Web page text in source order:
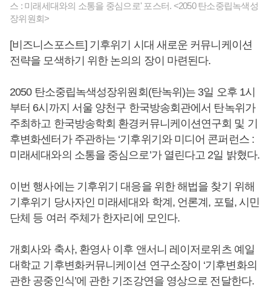
스 : 미래세대와의 소통을 중심으로' 포스터. <2050 탄소중립녹색성
장위원회>
[비즈니스포스트] 기후위기 시대 새로운 커뮤니케이션
전략을 모색하기 위한 논의의 장이 마련된다.
2050 탄소중립녹색성장위원회(탄녹위)는 3일 오후 1시
부터 6시까지 서울 양천구 한국방송회관에서 탄녹위가
주최하고 한국방송학회 환경커뮤니케이션연구회 및 기
후변화센터가 주관하는 ‘기후위기와 미디어 콘퍼런스 :
미래세대와의 소통을 중심으로’가 열린다고 2일 밝혔다.
이번 행사에는 기후위기 대응을 위한 해법을 찾기 위해
기후위기 당사자인 미래세대와 학계, 언론계, 포털, 시민
단체 등 여러 주체가 한자리에 모인다.
개회사와 축사, 환영사 이후 앤서니 레이저로위츠 예일
대학교 기후변화커뮤니케이션 연구소장이 ‘기후변화의
관한 공중인식’에 관한 기조강연을 영상으로 전달한다.